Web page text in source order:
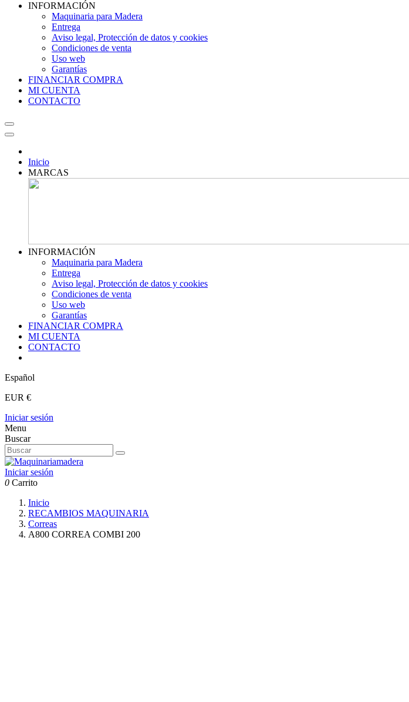
INFORMACIÓN
Maquinaria para Madera
Entrega
Aviso legal, Protección de datos y cookies
Condiciones de venta
Uso web
Garantías
FINANCIAR COMPRA
MI CUENTA
CONTACTO
Inicio
MARCAS
INFORMACIÓN
Maquinaria para Madera
Entrega
Aviso legal, Protección de datos y cookies
Condiciones de venta
Uso web
Garantías
FINANCIAR COMPRA
MI CUENTA
CONTACTO
Español
EUR €
Iniciar sesión
Menu
Buscar
Iniciar sesión
0 Carrito
Inicio
RECAMBIOS MAQUINARIA
Correas
A800 CORREA COMBI 200